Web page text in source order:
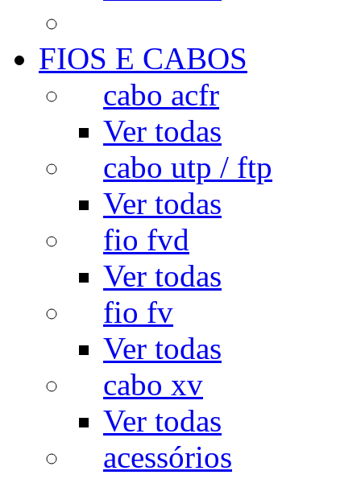
FIOS E CABOS
cabo acfr
Ver todas
cabo utp / ftp
Ver todas
fio fvd
Ver todas
fio fv
Ver todas
cabo xv
Ver todas
acessórios